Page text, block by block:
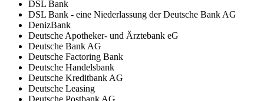
DSL Bank
DSL Bank - eine Niederlassung der Deutsche Bank AG
DenizBank
Deutsche Apotheker- und Ärztebank eG
Deutsche Bank AG
Deutsche Factoring Bank
Deutsche Handelsbank
Deutsche Kreditbank AG
Deutsche Leasing